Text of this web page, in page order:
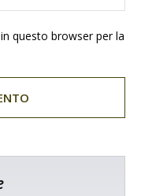
questo browser per la